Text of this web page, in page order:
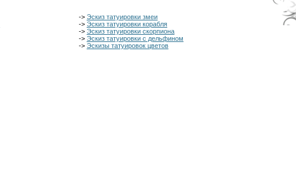
-> Эскиз татуировки змеи
-> Эскиз татуировки корабля
-> Эскиз татуировки скорпиона
-> Эскиз татуировки с дельфином
-> Эскизы татуировок цветов